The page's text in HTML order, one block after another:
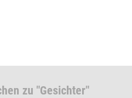
zu "Gesichter"